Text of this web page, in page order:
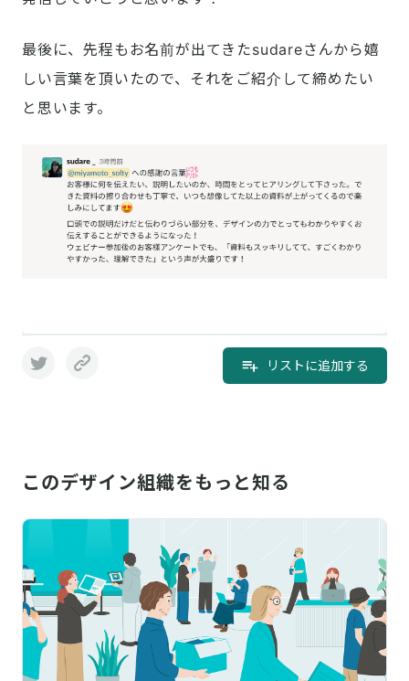
最後に、先程もお名前が出てきたsudareさんから嬉
しい言葉を頂いたので、それをご紹介して締めたい
と思います。
リストに追加する
このデザイン組織をもっと知る